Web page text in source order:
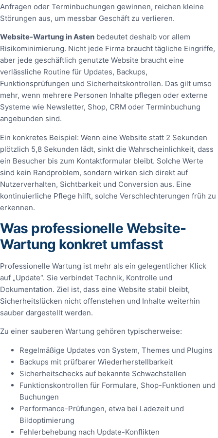
Anfragen oder Terminbuchungen gewinnen, reichen kleine
Störungen aus, um messbar Geschäft zu verlieren.
Website-Wartung in Asten bedeutet deshalb vor allem
Risikominimierung. Nicht jede Firma braucht tägliche Eingriffe,
aber jede geschäftlich genutzte Website braucht eine
verlässliche Routine für Updates, Backups,
Funktionsprüfungen und Sicherheitskontrollen. Das gilt umso
mehr, wenn mehrere Personen Inhalte pflegen oder externe
Systeme wie Newsletter, Shop, CRM oder Terminbuchung
angebunden sind.
Ein konkretes Beispiel: Wenn eine Website statt 2 Sekunden
plötzlich 5,8 Sekunden lädt, sinkt die Wahrscheinlichkeit, dass
ein Besucher bis zum Kontaktformular bleibt. Solche Werte
sind kein Randproblem, sondern wirken sich direkt auf
Nutzerverhalten, Sichtbarkeit und Conversion aus. Eine
kontinuierliche Pflege hilft, solche Verschlechterungen früh zu
erkennen.
Was professionelle Website-
Wartung konkret umfasst
Professionelle Wartung ist mehr als ein gelegentlicher Klick
auf „Update“. Sie verbindet Technik, Kontrolle und
Dokumentation. Ziel ist, dass eine Website stabil bleibt,
Sicherheitslücken nicht offenstehen und Inhalte weiterhin
sauber dargestellt werden.
Zu einer sauberen Wartung gehören typischerweise:
Regelmäßige Updates von System, Themes und Plugins
Backups mit prüfbarer Wiederherstellbarkeit
Sicherheitschecks auf bekannte Schwachstellen
Funktionskontrollen für Formulare, Shop-Funktionen und
Buchungen
Performance-Prüfungen, etwa bei Ladezeit und
Bildoptimierung
Fehlerbehebung nach Update-Konflikten